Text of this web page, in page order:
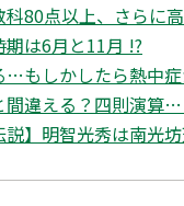
科80点以上、さらに
は6月と11月 !?
…もしかしたら熱中
間違える？四則演
説】明智光秀は南光